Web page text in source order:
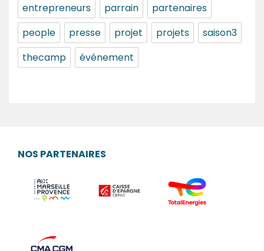
entrepreneurs
parrain
partenaires
people
presse projet projets
saison3
thecamp
événement
NOS PARTENAIRES